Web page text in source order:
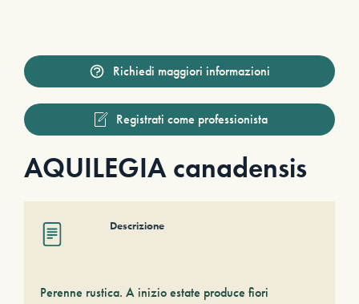
Richiedi maggiori informazioni
Registrati come professionista
AQUILEGIA canadensis
Descrizione
Perenne rustica. A inizio estate produce fiori